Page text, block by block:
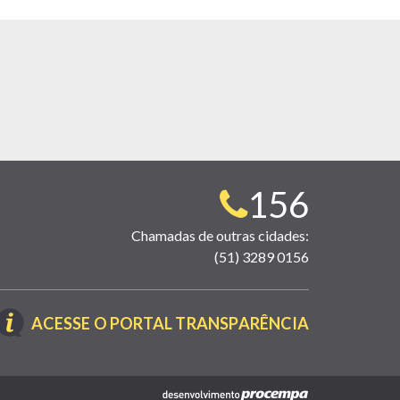
Telefone
para
contato:
156
Chamadas de outras cidades:
(51) 3289 0156
ACESSE O PORTAL TRANSPARÊNCIA(LINK
NOVA